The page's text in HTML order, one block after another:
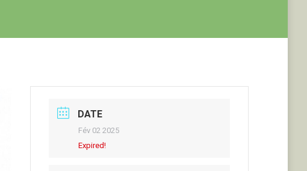
DATE
Fév 02 2025
Expired!